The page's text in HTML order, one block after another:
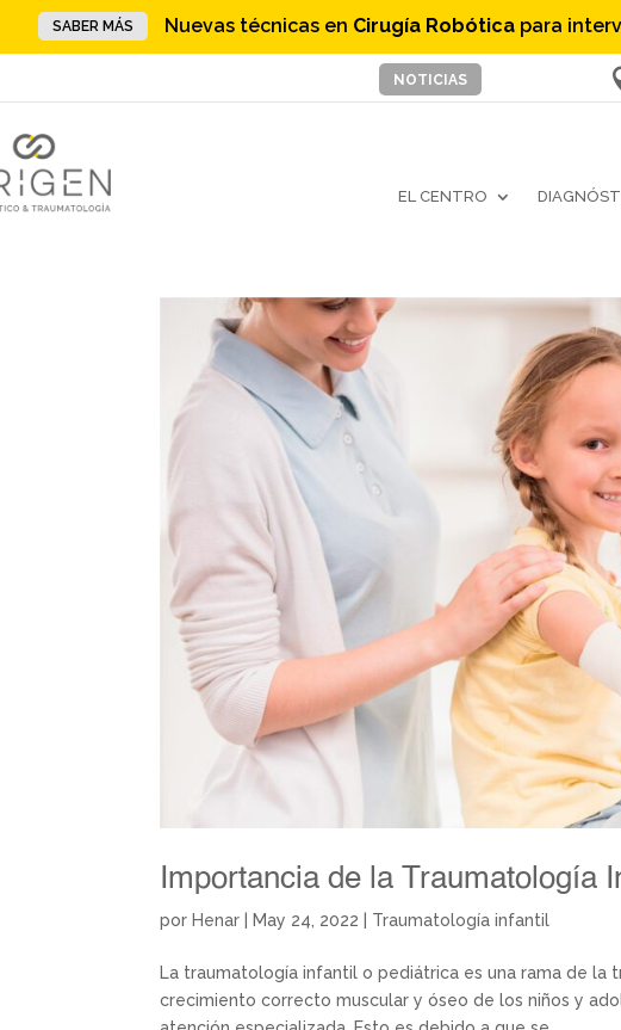
SABER MÁS Nuevas técnicas en Cirugía Robótica para
NOTICIAS
EL CENTRO
Importancia de la Traumatología
por Henar May 24, 2022 Traumatología infantil
La traumatología infantil o pediátrica es una rama de
crecimiento correcto muscular y óseo de los niños y